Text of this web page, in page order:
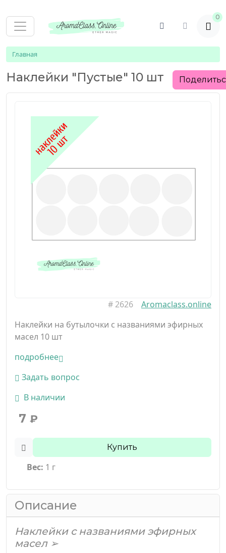
0
Главная
Наклейки "Пустые" 10 шт
# 2626
Aromaclass.online
Наклейки на бутылочки с названиями эфирных
масел 10 шт
подробнее
Задать вопрос
В наличии
7 ₽
Купить
Вес: 1 г
Описание
Наклейки с названиями эфирных
масел ➢